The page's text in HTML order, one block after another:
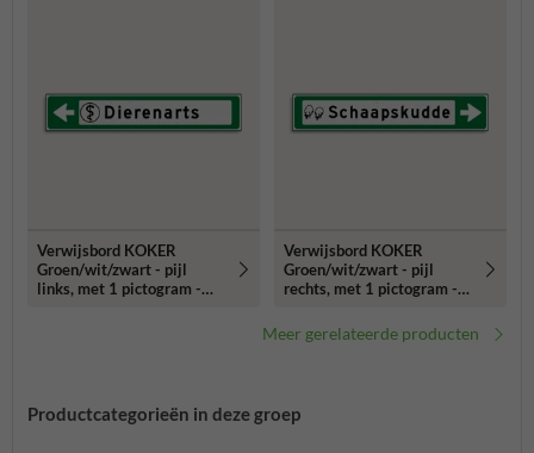
Verwijsbord KOKER
Groen/wit/zwart - pijl
links, met 1 pictogram -
Verwijsbord KOKER
Groen/wit/zwart - pijl
rechts, met 1 pictogram -
Meer gerelateerde producten
Productcategorieën in deze groep